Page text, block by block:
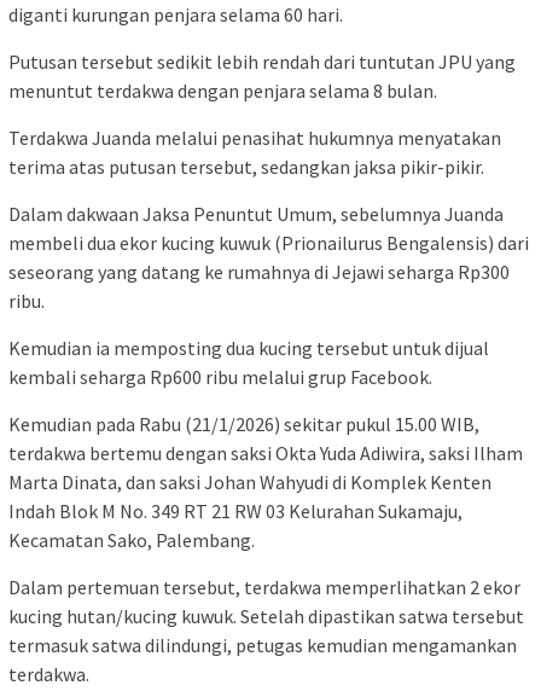
diganti kurungan penjara selama 60 hari.
Putusan tersebut sedikit lebih rendah dari tuntutan JPU yang
menuntut terdakwa dengan penjara selama 8 bulan.
Terdakwa Juanda melalui penasihat hukumnya menyatakan
terima atas putusan tersebut, sedangkan jaksa pikir-pikir.
Dalam dakwaan Jaksa Penuntut Umum, sebelumnya Juanda
membeli dua ekor kucing kuwuk (Prionailurus Bengalensis) dari
seseorang yang datang ke rumahnya di Jejawi seharga Rp300
ribu.
Kemudian ia memposting dua kucing tersebut untuk dijual
kembali seharga Rp600 ribu melalui grup Facebook.
Kemudian pada Rabu (21/1/2026) sekitar pukul 15.00 WIB,
terdakwa bertemu dengan saksi Okta Yuda Adiwira, saksi Ilham
Marta Dinata, dan saksi Johan Wahyudi di Komplek Kenten
Indah Blok M No. 349 RT 21 RW 03 Kelurahan Sukamaju,
Kecamatan Sako, Palembang.
Dalam pertemuan tersebut, terdakwa memperlihatkan 2 ekor
kucing hutan/kucing kuwuk. Setelah dipastikan satwa tersebut
termasuk satwa dilindungi, petugas kemudian mengamankan
terdakwa.